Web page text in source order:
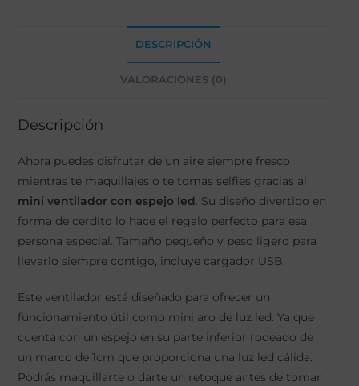
DESCRIPCIÓN
VALORACIONES (0)
Descripción
Ahora puedes disfrutar de un aire siempre fresco
mientras te maquillajes o te tomas selfies gracias al
mini ventilador con espejo led. Su diseño divertido en
forma de cerdito lo hace el regalo perfecto para esa
persona especial. Tamaño pequeño y peso ligero para
llevarlo siempre contigo, incluye cargador USB.
Este ventilador está diseñado para ofrecer un
funcionamiento útil como mini aro de luz led. Ya que
cuenta con un espejo en su parte inferior rodeado de
un marco de 1cm que proporciona una luz led cálida.
Podrás maquillarte o darte un retoque antes de tomar